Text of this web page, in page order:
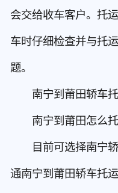
会交给收车客户。托
车时仔细检查并与托
题。
南宁到莆田轿车托
南宁到莆田怎么托
目前可选择南宁轿
通南宁到莆田轿车托